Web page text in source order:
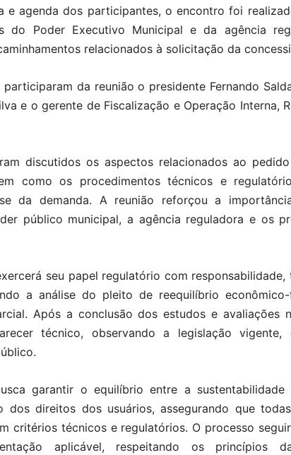
e agenda dos participantes, o encontro foi
do Poder Executivo Municipal e da agência
relacionados à solicitação da
participaram da reunião o presidente Fernando
e o gerente de Fiscalização e Operação Interna,
discutidos os aspectos relacionados ao
como os procedimentos técnicos e
da demanda. A reunião reforçou a
público municipal, a agência reguladora e os
seu papel regulatório com responsabilidade,
a análise do pleito de reequilíbrio
Após a conclusão dos estudos e avaliações
técnico, observando a legislação vigente,
garantir o equilíbrio entre a sustentabilidade
dos direitos dos usuários, assegurando que
critérios técnicos e regulatórios. O processo
aplicável, respeitando os princípios